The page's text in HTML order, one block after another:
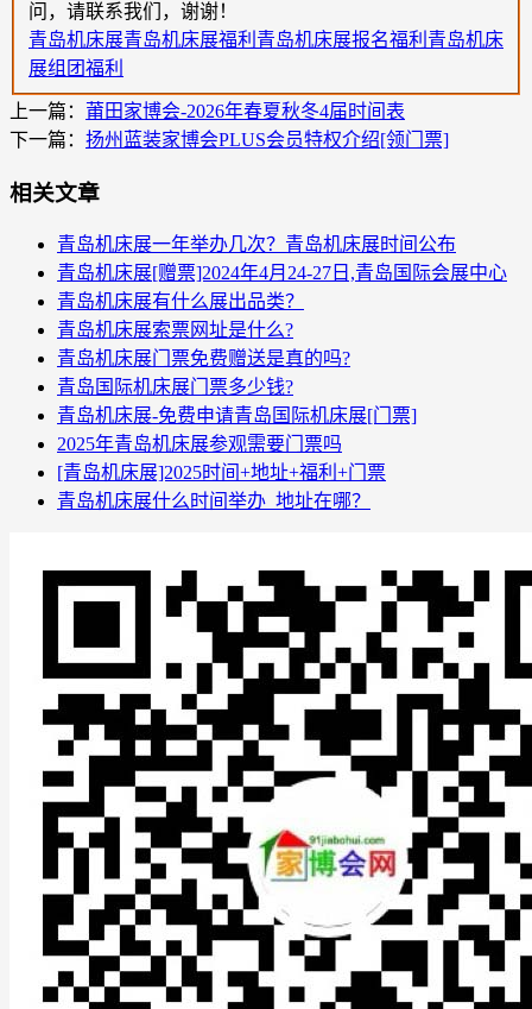
问，请联系我们，谢谢！
青岛机床展青岛机床展福利 青岛机床展报名福利 青岛机床
展组团福利
上一篇： 莆田家博会-2026年春夏秋冬4届时间表
下一篇： 扬州蓝装家博会PLUS会员特权介绍[领门票]
相关文章
青岛机床展一年举办几次？青岛机床展时间公布
青岛机床展[赠票]2024年4月24-27日,青岛国际会展中心
青岛机床展有什么展出品类？
青岛机床展索票网址是什么?
青岛机床展门票免费赠送是真的吗?
青岛国际机床展门票多少钱?
青岛机床展-免费申请青岛国际机床展[门票]
2025年青岛机床展参观需要门票吗
[青岛机床展]2025时间+地址+福利+门票
青岛机床展什么时间举办_地址在哪？